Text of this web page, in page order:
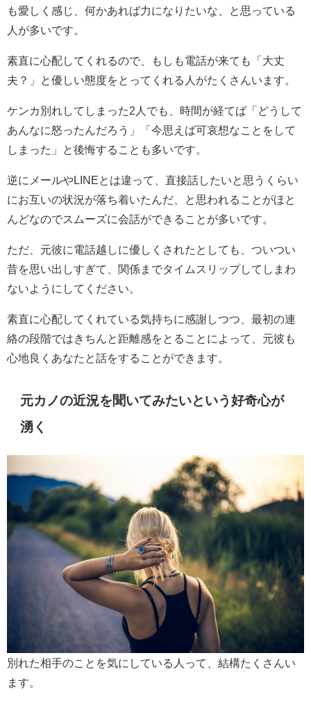
も愛しく感じ、何かあれば力になりたいな、と思っている
人が多いです。
素直に心配してくれるので、もしも電話が来ても「大丈
夫？」と優しい態度をとってくれる人がたくさんいます。
ケンカ別れしてしまった2人でも、時間が経てば「どうして
あんなに怒ったんだろう」「今思えば可哀想なことをして
しまった」と後悔することも多いです。
逆にメールやLINEとは違って、直接話したいと思うくらい
にお互いの状況が落ち着いたんだ、と思われることがほと
んどなのでスムーズに会話ができることが多いです。
ただ、元彼に電話越しに優しくされたとしても、ついつい
昔を思い出しすぎて、関係までタイムスリップしてしまわ
ないようにしてください。
素直に心配してくれている気持ちに感謝しつつ、最初の連
絡の段階ではきちんと距離感をとることによって、元彼も
心地良くあなたと話をすることができます。
元カノの近況を聞いてみたいという好奇心が
湧く
別れた相手のことを気にしている人って、結構たくさんい
ます。